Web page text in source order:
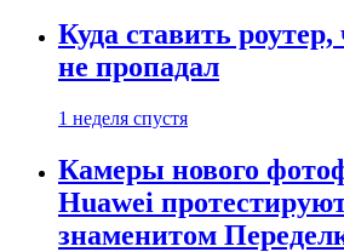
Куда ставить
не пропадал
1 неделя спустя
Камеры нового
Huawei
знаменитом